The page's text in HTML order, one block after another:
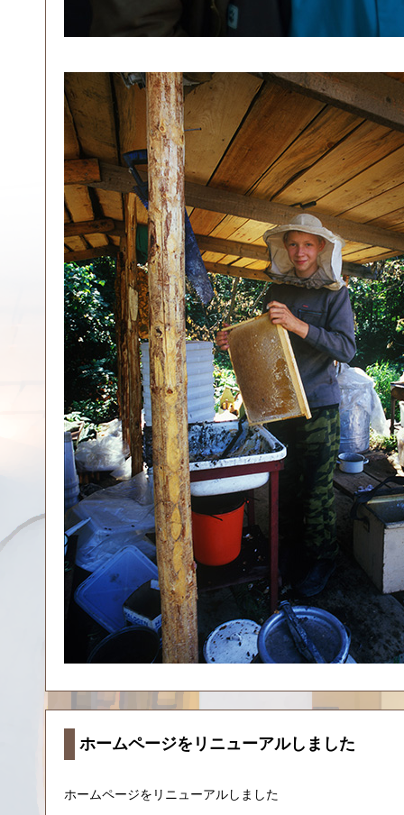
ホームページをリニューアルしました
ホームページをリニューアルしました